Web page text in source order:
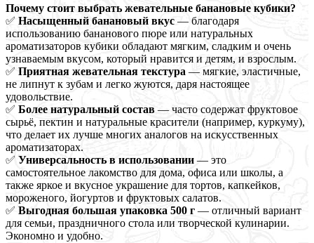
Почему стоит выбрать жевательные банановые кубики?
✅ Насыщенный банановый вкус — благодаря
использованию бананового пюре или натуральных
ароматизаторов кубики обладают мягким, сладким и очень
узнаваемым вкусом, который нравится и детям, и взрослым.
✅ Приятная жевательная текстура — мягкие, эластичные,
не липнут к зубам и легко жуются, даря настоящее
удовольствие.
✅ Более натуральный состав — часто содержат фруктовое
сырьё, пектин и натуральные красители (например, куркуму),
что делает их лучше многих аналогов на искусственных
ароматизаторах.
✅ Универсальность в использовании— это
самостоятельное лакомство для дома, офиса или школы, а
также яркое и вкусное украшение для тортов, капкейков,
мороженого, йогуртов и фруктовых салатов.
✅ Выгодная большая упаковка 500 г — отличный вариант
для семьи, праздничного стола или творческой кулинарии.
Экономно и удобно.